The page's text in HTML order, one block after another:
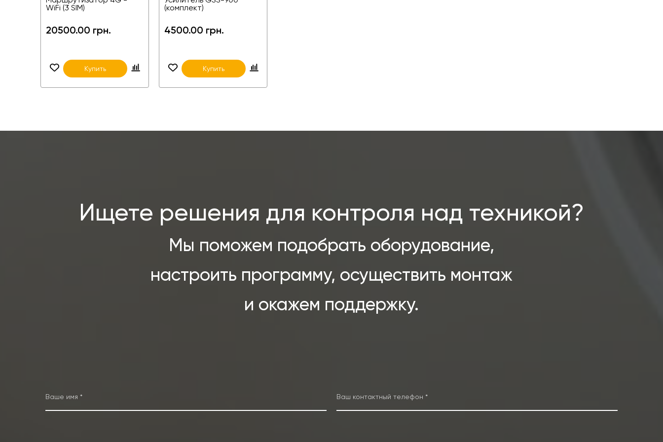
WiFi (3 SIM)
20500.00 грн.
Купить
(комплект)
4500.00 грн.
Купить
Ищете решения для контроля над техникой?
Мы поможем подобрать оборудование,
настроить программу, осуществить монтаж
и окажем поддержку.